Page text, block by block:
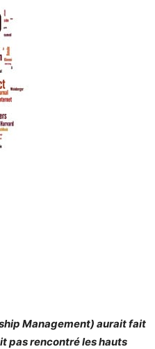
Management) aurait fait
pas rencontré les hauts